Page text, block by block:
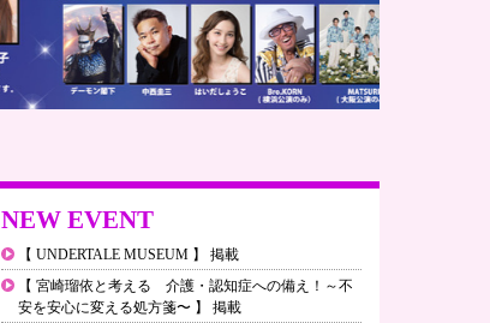
NEW EVENT
【 UNDERTALE MUSEUM 】 掲載
【 宮崎瑠依と考える 介護・認知症への備え！～不
安を安心に変える処方箋〜 】 掲載